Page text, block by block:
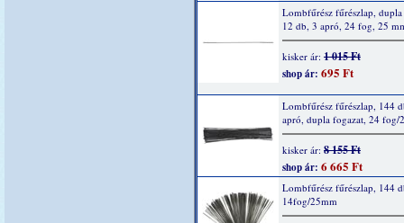
Lombfűrész fűrészlap,
12 db, 3 apró, 24 fog, 25
kisker ár: 1 015 Ft
shop ár: 695 Ft
Lombfűrész fűrészlap, 144
apró, dupla fogazat, 24 fog/
kisker ár: 8 155 Ft
shop ár: 6 665 Ft
Lombfűrész fűrészlap, 144
14fog/25mm